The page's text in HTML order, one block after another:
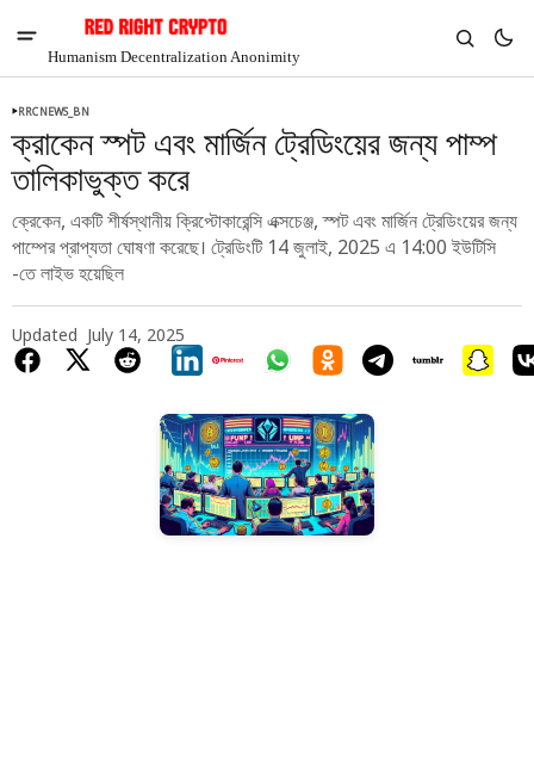
Humanism Decentralization Anonimity
-3.76%
RRCNEWS_BN
ক্রাকেন স্পট এবং মার্জিন ট্রেডিংয়ের জন্য পাম্প
তালিকাভুক্ত করে
ক্রেকেন, একটি শীর্ষস্থানীয় ক্রিপ্টোকারেন্সি এক্সচেঞ্জ, স্পট এবং মার্জিন ট্রেডিংয়ের জন্য
পাম্পের প্রাপ্যতা ঘোষণা করেছে। ট্রেডিংটি 14 জুলাই, 2025 এ 14:00 ইউটিসি
-তে লাইভ হয়েছিল
Updated July 14, 2025